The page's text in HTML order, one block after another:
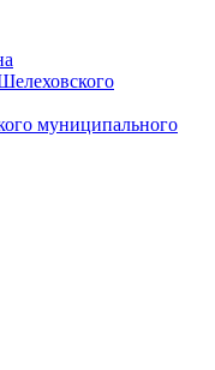
муниципального